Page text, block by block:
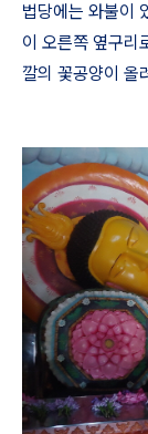
법당에는 와불이
이 오른쪽 옆구리
깔의 꽃공양이 올